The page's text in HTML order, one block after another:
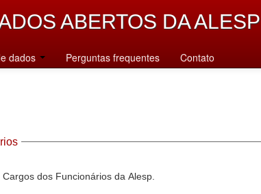
ABERTOS DA ALESP
dados Perguntas frequentes Contato
dos Funcionários da Alesp.